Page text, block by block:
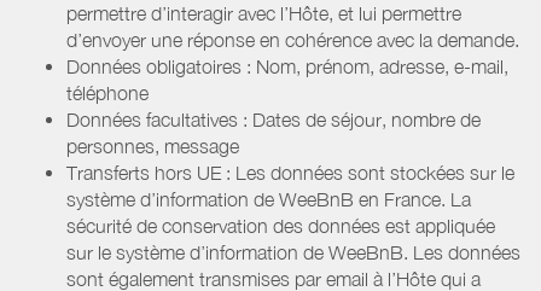
permettre d’interagir avec l’Hôte, et lui permettre
d’envoyer une réponse en cohérence avec la demande.
Données obligatoires : Nom, prénom, adresse, e-mail,
téléphone
Données facultatives : Dates de séjour, nombre de
personnes, message
Transferts hors UE : Les données sont stockées sur le
système d’information de WeeBnB en France. La
sécurité de conservation des données est appliquée
sur le système d’information de WeeBnB. Les données
sont également transmises par email à l’Hôte qui a